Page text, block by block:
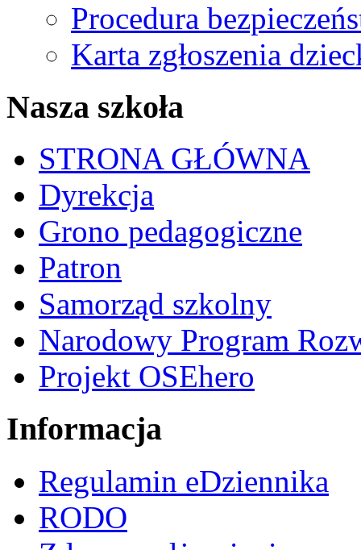
Procedura
Karta zgłoszenia
Nasza szkoła
STRONA GŁÓWNA
Dyrekcja
Grono pedagogiczne
Patron
Samorząd szkolny
Narodowy Program
Projekt OSEhero
Informacja
Regulamin eDziennika
RODO